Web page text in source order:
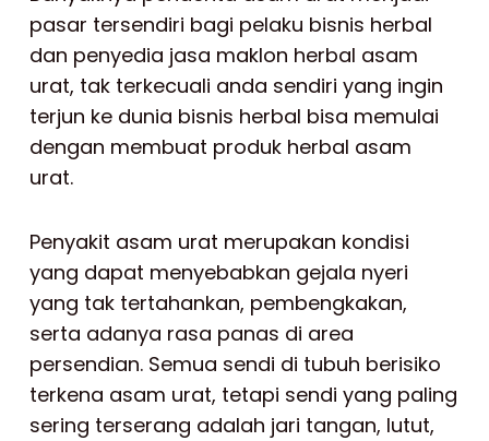
pasar tersendiri bagi pelaku bisnis herbal
dan penyedia jasa maklon herbal asam
urat, tak terkecuali anda sendiri yang ingin
terjun ke dunia bisnis herbal bisa memulai
dengan membuat produk herbal asam
urat.
Penyakit asam urat merupakan kondisi
yang dapat menyebabkan gejala nyeri
yang tak tertahankan, pembengkakan,
serta adanya rasa panas di area
persendian. Semua sendi di tubuh berisiko
terkena asam urat, tetapi sendi yang paling
sering terserang adalah jari tangan, lutut,